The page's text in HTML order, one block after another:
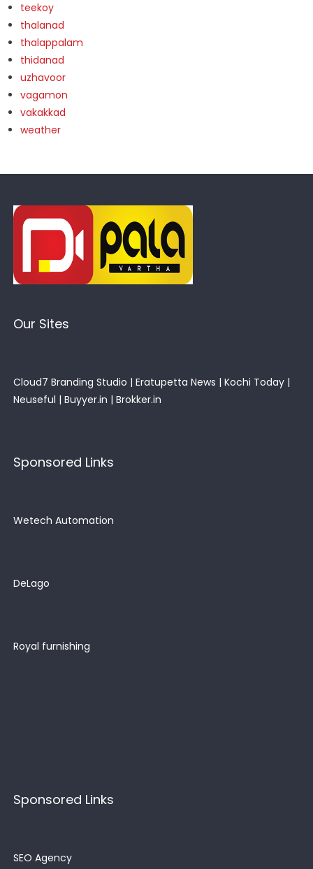
teekoy
thalanad
thalappalam
thidanad
uzhavoor
vagamon
vakakkad
weather
Our Sites
Cloud7 Branding Studio | Eratupetta News | Kochi Today |
Neuseful | Buyyer.in | Brokker.in
Sponsored Links
Wetech Automation
DeLago
Royal furnishing
Sponsored Links
SEO Agency